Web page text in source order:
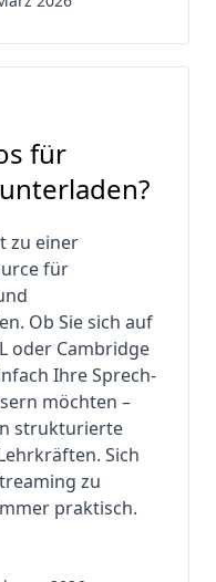
für
zu einer
für
Ob Sie sich auf
oder Cambridge
Ihre Sprech-
möchten –
strukturierte
Sich
zu
praktisch.